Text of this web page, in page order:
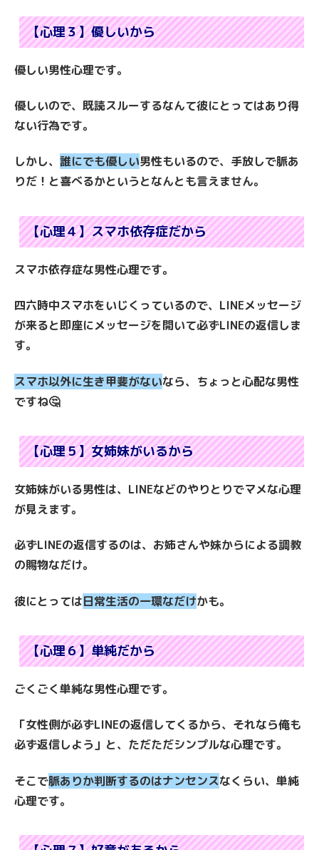
【心理３】優しいから
優しい男性心理です。
優しいので、既読スルーするなんて彼にとってはあり得
ない行為です。
しかし、 誰にでも優しい男性もいるので、手放しで脈あ
りだ！と喜べるかというとなんとも言えません。
【心理４】スマホ依存症だから
スマホ依存症な男性心理です。
四六時中スマホをいじくっているので、LINEメッセージ
が来ると即座にメッセージを開いて必ずLINEの返信しま
す。
スマホ以外に生き甲斐がないなら、ちょっと心配な男性
ですね🤔
【心理５】女姉妹がいるから
女姉妹がいる男性は、LINEなどのやりとりでマメな心理
が見えます。
必ずLINEの返信するのは、お姉さんや妹からによる調教
の賜物なだけ。
彼にとっては日常生活の一環なだけかも。
【心理６】単純だから
ごくごく単純な男性心理です。
「女性側が必ずLINEの返信してくるから、それなら俺も
必ず返信しよう」と、ただただシンプルな心理です。
そこで脈ありか判断するのはナンセンスなくらい、単純
心理です。